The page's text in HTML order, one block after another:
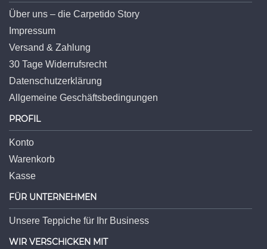
Über uns – die Carpetido Story
Impressum
Versand & Zahlung
30 Tage Widerrufsrecht
Datenschutzerklärung
Allgemeine Geschäftsbedingungen
PROFIL
Konto
Warenkorb
Kasse
FÜR UNTERNEHMEN
Unsere Teppiche für Ihr Business
WIR VERSCHICKEN MIT